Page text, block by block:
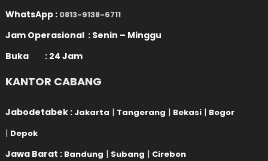
WhatsApp : 0813-9138-6711
Jam Operasional : Senin – Minggu
Buka : 24 Jam
KANTOR CABANG
Jabodetabek : Jakarta | Tangerang | Bekasi | Bogor
| Depok
Jawa Barat : Bandung | Subang | Cirebon